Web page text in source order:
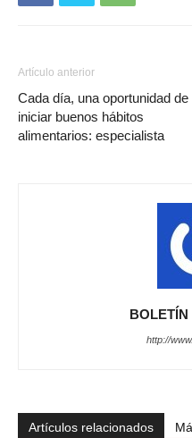
Artículo anterior
Cada día, una oportunidad de
iniciar buenos hábitos
alimentarios: especialista
BOLETÍN
http://
Artículos relacionados